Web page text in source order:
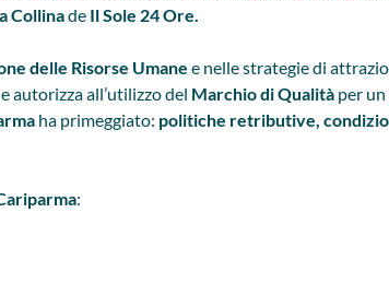
Collinade Il Sole 24 Ore.
delle Risorse Umane e nelle strategie di
e autorizza all’utilizzo del Marchio di Qualità per
ha primeggiato: politiche retributive,
: